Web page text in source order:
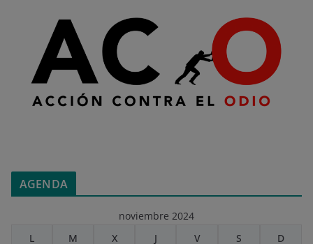
AGENDA
noviembre 2024
L
M X J V S D